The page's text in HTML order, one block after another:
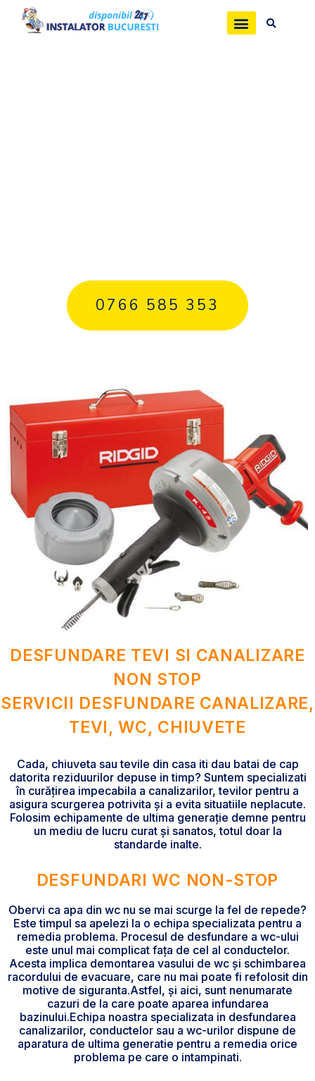
0766 585 353
DESFUNDARE TEVI SI CANALIZARE
NON STOP
SERVICII DESFUNDARE CANALIZARE,
TEVI, WC, CHIUVETE
Cada, chiuveta sau tevile din casa iti dau batai de cap
datorita reziduurilor depuse in timp? Suntem specializati
în curățirea impecabila a canalizarilor, tevilor pentru a
asigura scurgerea potrivita și a evita situatiile neplacute.
Folosim echipamente de ultima generație demne pentru
un mediu de lucru curat și sanatos, totul doar la
standarde inalte.
DESFUNDARI WC NON-STOP
Obervi ca apa din wc nu se mai scurge la fel de repede?
Este timpul sa apelezi la o echipa specializata pentru a
remedia problema. Procesul de desfundare a wc-ului
este unul mai complicat fața de cel al conductelor.
Acesta implica demontarea vasului de wc și schimbarea
racordului de evacuare, care nu mai poate fi refolosit din
motive de siguranta.Astfel, și aici, sunt nenumarate
cazuri de la care poate aparea infundarea
bazinului.Echipa noastra specializata in desfundarea
canalizarilor, conductelor sau a wc-urilor dispune de
aparatura de ultima generatie pentru a remedia orice
problema pe care o intampinati.